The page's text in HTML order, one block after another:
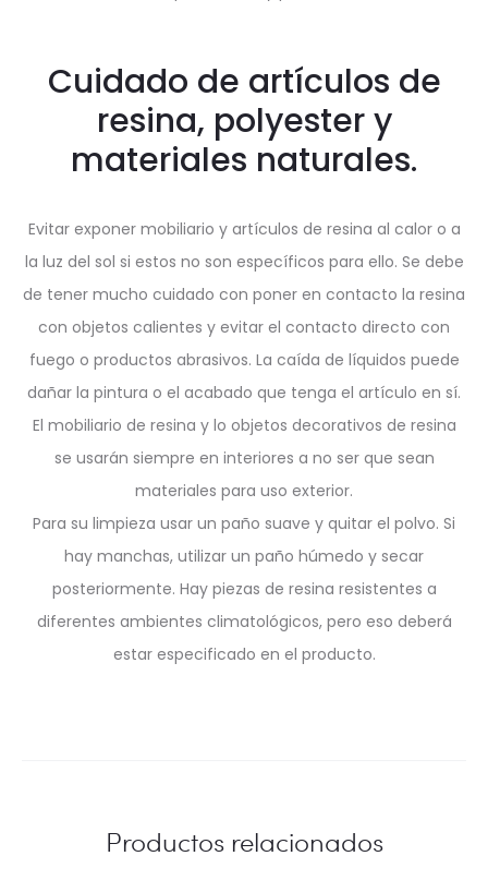
Cuidado de artículos de
resina, polyester y
materiales naturales.
Evitar exponer mobiliario y artículos de resina al calor o a
la luz del sol si estos no son específicos para ello. Se debe
de tener mucho cuidado con poner en contacto la resina
con objetos calientes y evitar el contacto directo con
fuego o productos abrasivos. La caída de líquidos puede
dañar la pintura o el acabado que tenga el artículo en sí.
El mobiliario de resina y lo objetos decorativos de resina
se usarán siempre en interiores a no ser que sean
materiales para uso exterior.
Para su limpieza usar un paño suave y quitar el polvo. Si
hay manchas, utilizar un paño húmedo y secar
posteriormente. Hay piezas de resina resistentes a
diferentes ambientes climatológicos, pero eso deberá
estar especificado en el producto.
Productos relacionados